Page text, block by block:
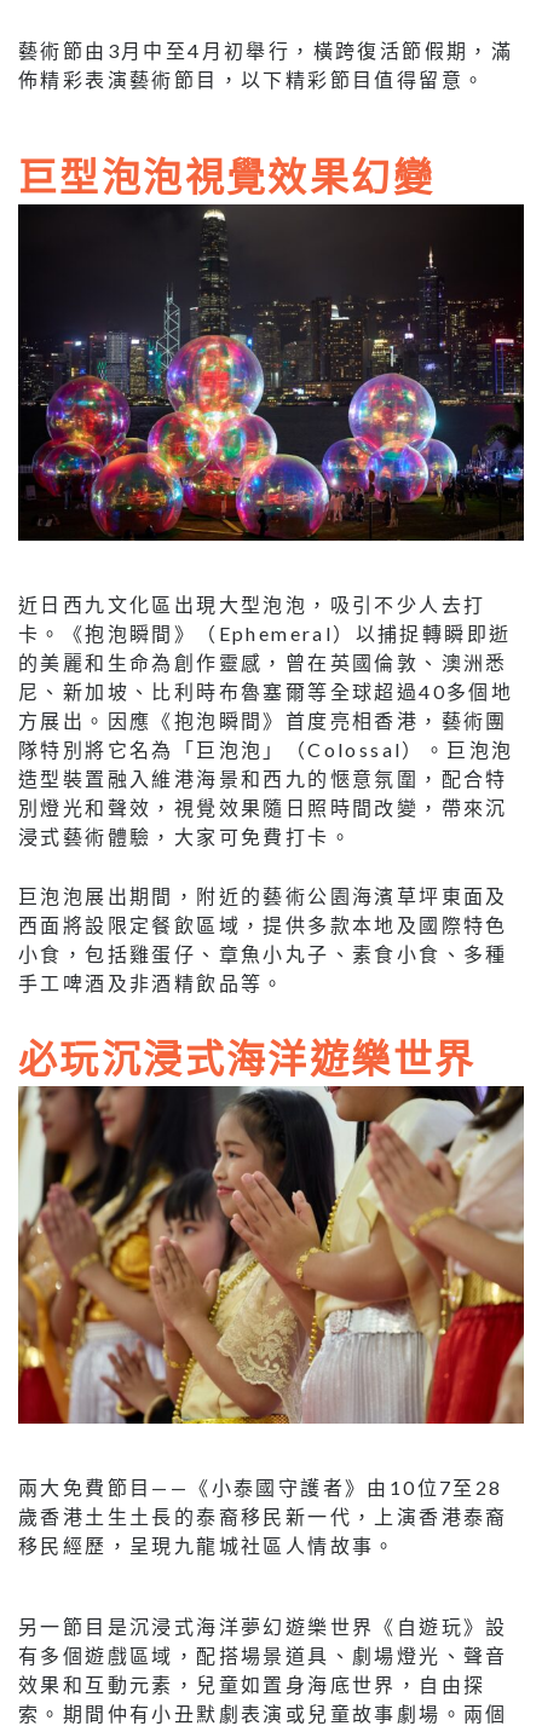
藝術節由3月中至4月初舉行，橫跨復活節假期，滿
佈精彩表演藝術節目，以下精彩節目值得留意。
巨型泡泡視覺效果幻變
近日西九文化區出現大型泡泡，吸引不少人去打
卡。《抱泡瞬間》（Ephemeral）以捕捉轉瞬即逝
的美麗和生命為創作靈感，曾在英國倫敦、澳洲悉
尼、新加坡、比利時布魯塞爾等全球超過40多個地
方展出。因應《抱泡瞬間》首度亮相香港，藝術團
隊特別將它名為「巨泡泡」（Colossal）。巨泡泡
造型裝置融入維港海景和西九的愜意氛圍，配合特
別燈光和聲效，視覺效果隨日照時間改變，帶來沉
浸式藝術體驗，大家可免費打卡。
巨泡泡展出期間，附近的藝術公園海濱草坪東面及
西面將設限定餐飲區域，提供多款本地及國際特色
小食，包括雞蛋仔、章魚小丸子、素食小食、多種
手工啤酒及非酒精飲品等。
必玩沉浸式海洋遊樂世界
兩大免費節目——《小泰國守護者》由10位7至28
歲香港土生土長的泰裔移民新一代，上演香港泰裔
移民經歷，呈現九龍城社區人情故事。
另一節目是沉浸式海洋夢幻遊樂世界《自遊玩》設
有多個遊戲區域，配搭場景道具、劇場燈光、聲音
效果和互動元素，兒童如置身海底世界，自由探
索。期間仲有小丑默劇表演或兒童故事劇場。兩個